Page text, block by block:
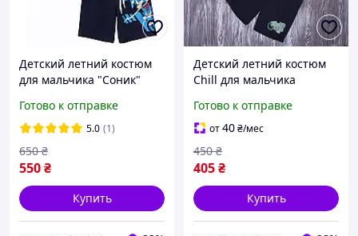
Детский летний костюм
для мальчика "Соник"
Готово к отправке
5.0 (1)
550₴
650 ₴
Купить
Детский летний костюм
Chill для мальчика
комплект для детей
фиолетовый 128-134 и
красный 146-152
Готово к отправке
от40₴/мес
405₴
450 ₴
Купить